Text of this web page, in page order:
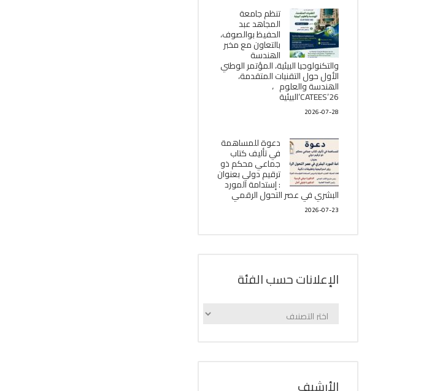
تنظم جامعة
المجاهد عبد
الحفيظ بوالصوف،
بالتعاون مع مخبر
الھندسة
والتكنولوجيا البیئیة، المؤتمر الوطني
الأول حول التقنيات المتقدمة،
الھندسة والعلوم ،
CATEES’26’البیئية
2026-07-28
دعوة للمساهمة
في تأليف كتاب
جماعي محكم ذو
ترقيم دولي بعنوان
: إستدامة المورد
البشري في عصر التحول الرقمي
2026-07-23
الإعلانات حسب الفئة
الإعلانات
اﻷرشيف